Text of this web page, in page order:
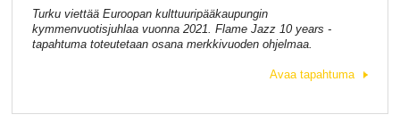
Turku viettää Euroopan kulttuuripääkaupungin
kymmenvuotisjuhlaa vuonna 2021. Flame Jazz 10 years -
tapahtuma toteutetaan osana merkkivuoden ohjelmaa.
Avaa tapahtuma